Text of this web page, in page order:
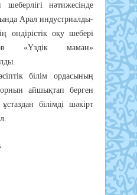
нәтижесінде
Арал индустриалды-
өндірістік оқу шебері
«Үздік маман»
білім ордасының
айшықтап берген
білімді шәкірт